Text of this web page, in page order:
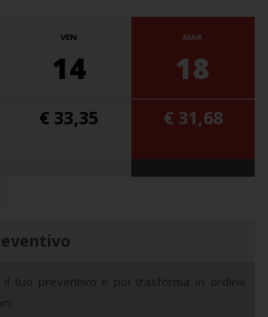
VEN
14
€ 33,35
MAR
18
€ 31,68
il tuo preventivo e poi trasforma in ordine